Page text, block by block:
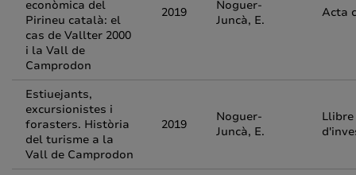
econòmica del
Pirineu català: el
cas de Vallter 2000
i la Vall de
Camprodon
2019
Noguer-
Juncà, E.
Acta
Estiuejants,
excursionistes i
forasters. Història
del turisme a la
Vall de Camprodon
2019
Noguer-
Juncà, E.
Llibre